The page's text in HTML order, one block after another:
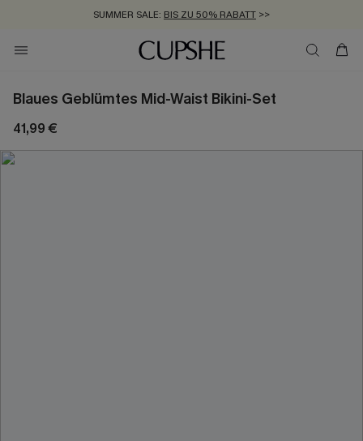
SUMMER SALE: BIS ZU 50% RABATT >>
ZUM NEWSLETTER:BIS ZU -20% EXTRA ERHALTEN
KOSTENLOSER VERSAND AB 89 €
Blaues Geblümtes Mid-Waist Bikini-Set
41,99 €